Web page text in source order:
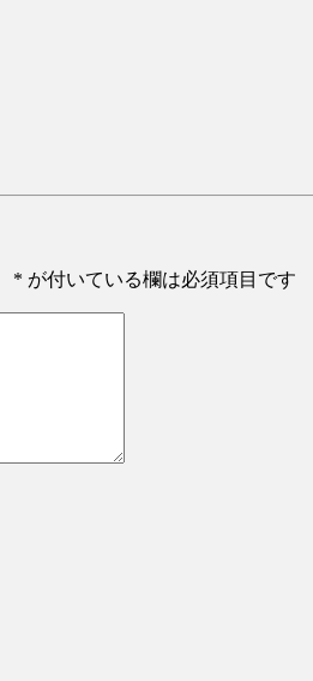
* が付いている欄は必須項目です